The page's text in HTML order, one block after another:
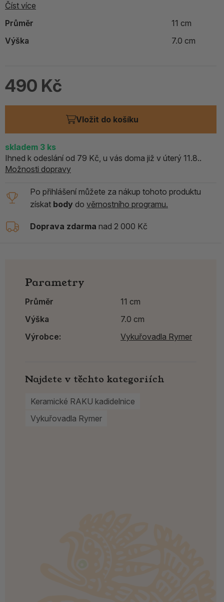
Číst více
Průměr
11 cm
Výška
7.0 cm
490 Kč
Vložit do košíku
skladem 3 ks
Ihned k odeslání od 79 Kč, u vás doma již v úterý 11.8..
Možnosti dopravy
Po přihlášení můžete za nákup tohoto produktu
získat body do věrnostního programu.
Doprava zdarma nad 2 000 Kč
Parametry
Průměr
11 cm
Výška
7.0 cm
Výrobce:
Vykuřovadla Rymer
Najdete v těchto kategoriích
Keramické RAKU kadidelnice
Vykuřovadla Rymer